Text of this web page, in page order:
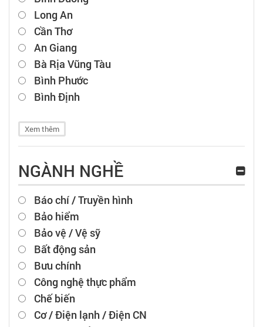
Long An
Cần Thơ
An Giang
Bà Rịa Vũng Tàu
Bình Phước
Bình Định
Xem thêm
NGÀNH NGHỀ
Báo chí / Truyền hình
Bảo hiểm
Bảo vệ / Vệ sỹ
Bất động sản
Bưu chính
Công nghệ thực phẩm
Chế biến
Cơ / Điện lạnh / Điện CN